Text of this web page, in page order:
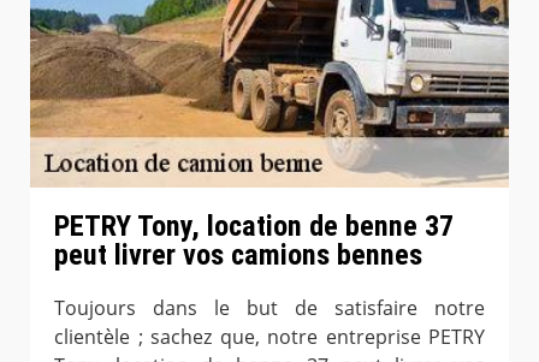
PETRY Tony, location de benne 37
peut livrer vos camions bennes
Toujours dans le but de satisfaire notre
clientèle ; sachez que, notre entreprise PETRY